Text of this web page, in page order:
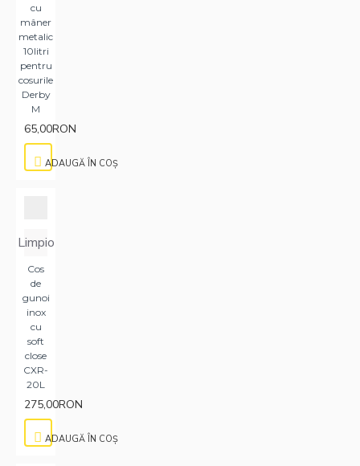
cu
mâner
metalic
10litri
pentru
cosurile
Derby
M
65,00RON
ADAUGĂ ÎN COŞ
Limpio
Cos
de
gunoi
inox
cu
soft
close
CXR-
20L
275,00RON
ADAUGĂ ÎN COŞ